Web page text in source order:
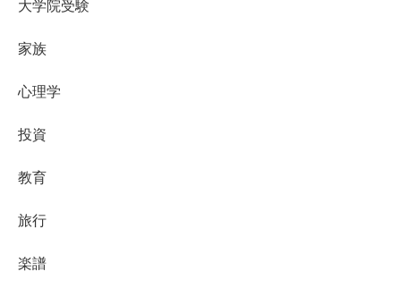
大学院受験
家族
心理学
投資
教育
旅行
楽譜